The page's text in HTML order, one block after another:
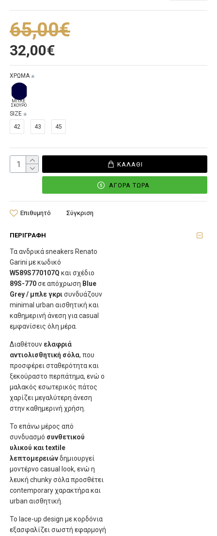
32,00€
65,00€
ΧΡΩΜΑ
ΜΠΛΕ
ΣΚΟΥΡΟ
SIZE
42
43 45
ΚΑΛΆΘΙ
ΑΓΟΡΆ ΤΏΡΑ
Επιθυμητό Σύγκριση
ΠΕΡΙΓΡΑΦΉ
Τα ανδρικά sneakers Renato
Garini με κωδικό
W589S770107Q και σχέδιο
89S-770σε απόχρωση Blue
Grey / μπλε γκρισυνδυάζουν
minimal urban αισθητική και
καθημερινή άνεση για casual
εμφανίσεις όλη μέρα.
Διαθέτουν ελαφριά
αντιολισθητική σόλα, που
προσφέρει σταθερότητα και
ξεκούραστο περπάτημα, ενώ ο
μαλακός εσωτερικός πάτος
χαρίζει μεγαλύτερη άνεση
στην καθημερινή χρήση.
Το επάνω μέρος από
συνδυασμό συνθετικού
υλικού και textile
λεπτομερειώνδημιουργεί
μοντέρνο casual look, ενώ η
λευκή chunky σόλα προσθέτει
contemporary χαρακτήρα και
urban αισθητική.
Το lace-up design με κορδόνια
εξασφαλίζει σωστή εφαρμογή